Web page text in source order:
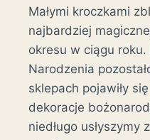
Małymi kroczkami
najbardziej
okresu w ciągu
Narodzenia
sklepach pojawiły
dekoracje
niedługo